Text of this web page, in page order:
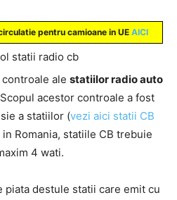
pentru camioane in UE AICI
ale statiilor radio auto
acestor controale a fost
a statiilor (vezi aici statii CB
Romania, statiile CB trebuie
4 wati.
piata destule statii care emit cu